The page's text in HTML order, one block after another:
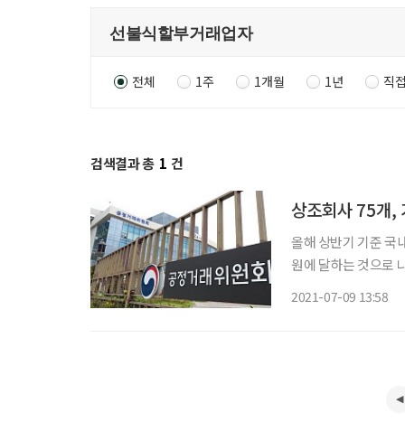
전체 1주 1개월 1년 직
검색결과 총 1 건
상조회사 75개,
올해 상반기 기준 국
원에 달하는 것으로
2021-07-09 13:58